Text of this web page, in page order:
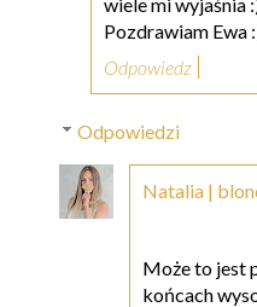
Pozdrawiam Ewa
Odpowiedz
Odpowiedzi
Natalia |
Może to jest
końcach